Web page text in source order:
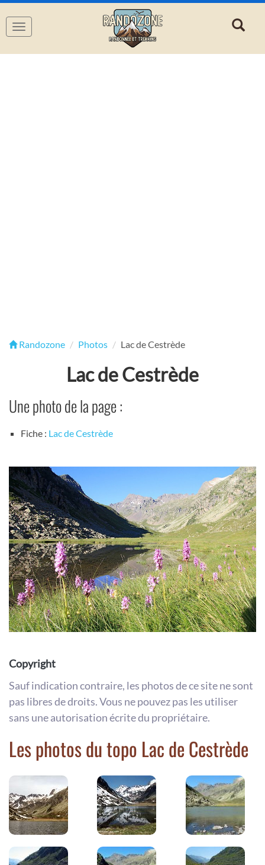
Navigation
Randozone Photos Lac de Cestrède
Lac de Cestrède
Une photo de la page :
Fiche : Lac de Cestrède
Copyright
Sauf indication contraire, les photos de ce site ne sont
pas libres de droits. Vous ne pouvez pas les utiliser
sans une autorisation écrite du propriétaire.
Les photos du topo Lac de Cestrède